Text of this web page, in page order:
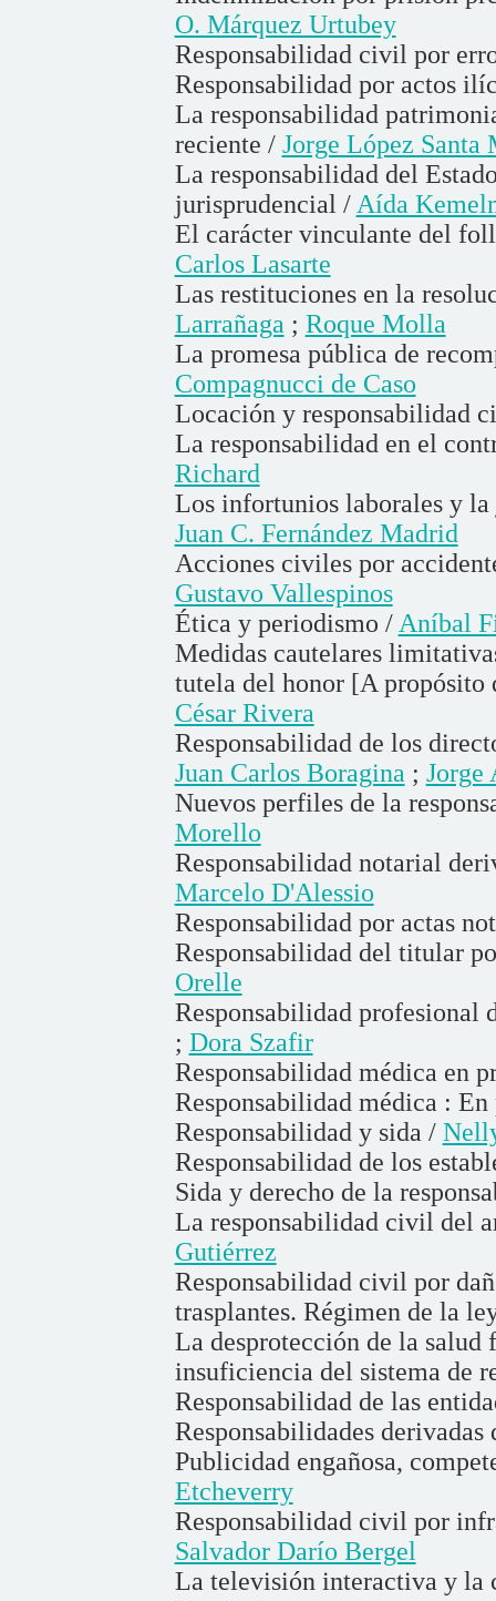
O. Márquez Urtubey
Responsabilidad civil por
Responsabilidad por actos
La responsabilidad
reciente / Jorge López Santa
La responsabilidad del
jurisprudencial / Aída
El carácter vinculante del
Carlos Lasarte
Las restituciones en la
Larrañaga ; Roque Molla
La promesa pública de
Compagnucci de Caso
Locación y responsabilidad
La responsabilidad en el
Richard
Los infortunios laborales y
Juan C. Fernández Madrid
Acciones civiles por
Gustavo Vallespinos
Ética y periodismo / Aníbal
Medidas cautelares
tutela del honor [A
César Rivera
Responsabilidad de los
Juan Carlos Boragina ; Jorge
Nuevos perfiles de la
Morello
Responsabilidad notarial
Marcelo D'Alessio
Responsabilidad por actas
Responsabilidad del titular
Orelle
Responsabilidad profesional
; Dora Szafir
Responsabilidad médica en
Responsabilidad médica :
Responsabilidad y sida /
Responsabilidad de los
Sida y derecho de la
La responsabilidad civil del
Gutiérrez
Responsabilidad civil por
trasplantes. Régimen de la
La desprotección de la
insuficiencia del sistema de
Responsabilidad de las
Responsabilidades
Publicidad engañosa,
Etcheverry
Responsabilidad civil por
Salvador Darío Bergel
La televisión interactiva y la